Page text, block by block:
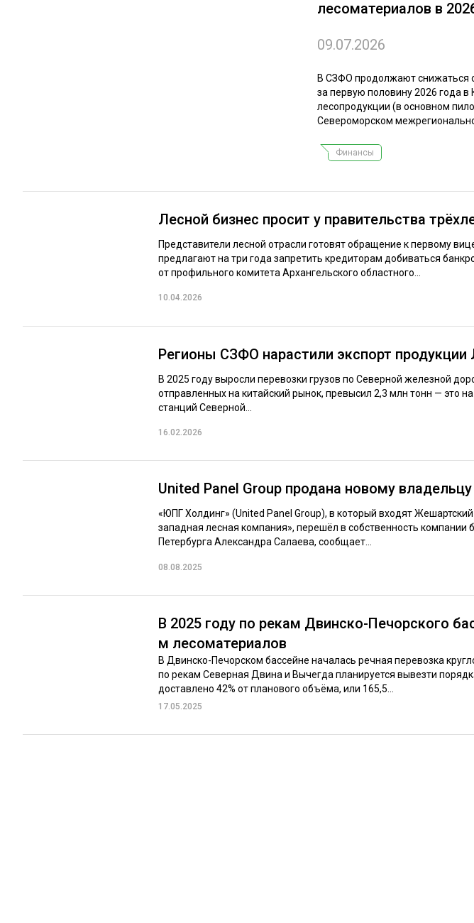
СУШКА ДРЕВЕСИНЫлесоматериалов в
09.07.2026
В СЗФО продолжают снижаться
за первую половину 2026 года в
лесопродукции (в основном
Североморском
Финансы
Лесной бизнес просит у правительства
Представители лесной отрасли готовят обращение к первому
предлагают на три года запретить кредиторам добиваться
от профильного комитета Архангельского областного...
10.04.2026
Регионы СЗФО нарастили экспорт продукции
В 2025 году выросли перевозки грузов по Северной железной
отправленных на китайский рынок, превысил 2,3 млн тонн — это
станций Северной...
16.02.2026
United Panel Group продана новому владельцу
«ЮПГ Холдинг» (United Panel Group), в который входят
западная лесная компания», перешёл в собственность компании
Петербурга Александра Салаева, сообщает...
08.08.2025
В 2025 году по рекам Двинско-Печорского
м лесоматериалов
В Двинско-Печорском бассейне началась речная перевозка
по рекам Северная Двина и Вычегда планируется вывезти
доставлено 42% от планового объёма, или 165,5...
17.05.2025